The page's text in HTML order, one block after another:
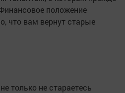
положение
что вам вернут старые
только не стараетесь